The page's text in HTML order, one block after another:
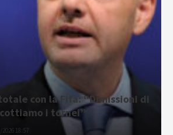
totale con la Fifa: “Dimissioni di
i tornei”
18:57